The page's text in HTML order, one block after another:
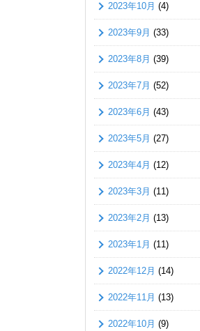
2023年10月 (4)
2023年9月 (33)
2023年8月 (39)
2023年7月 (52)
2023年6月 (43)
2023年5月 (27)
2023年4月 (12)
2023年3月 (11)
2023年2月 (13)
2023年1月 (11)
2022年12月 (14)
2022年11月 (13)
2022年10月 (9)